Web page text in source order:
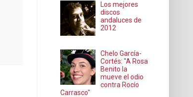
Los mejores
discos
andaluces de
2012
Chelo García-
Cortés: "A Rosa
Benito la
mueve el odio
contra Rocío
Carrasco"